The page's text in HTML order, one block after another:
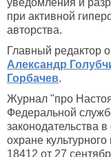
уведомления и
при активной
авторства.
Главный редактор
Александр
Горбачев.
Журнал "про
Федеральной
законодательства
охране
18412 от 27